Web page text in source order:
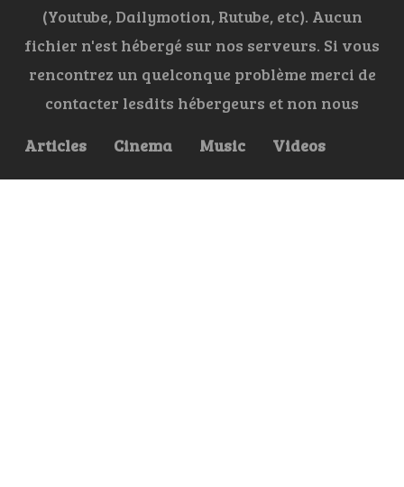
(Youtube, Dailymotion, Rutube, etc). Aucun
fichier n'est hébergé sur nos serveurs. Si vous
rencontrez un quelconque problème merci de
contacter lesdits hébergeurs et non nous
Articles
Cinema Music Videos